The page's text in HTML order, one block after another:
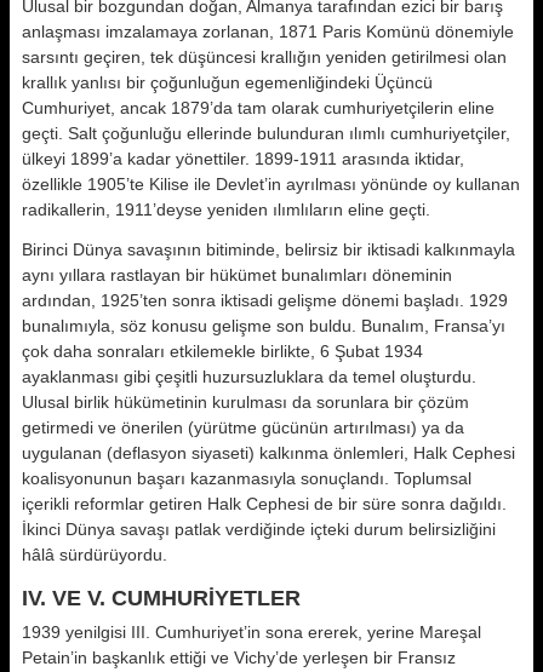
Ulusal bir bozgundan doğan, Almanya tarafından ezici bir barış
anlaşması imzalamaya zorlanan, 1871 Paris Komünü dönemiyle
sarsıntı geçiren, tek düşüncesi krallığın yeniden getirilmesi olan
krallık yanlısı bir çoğunluğun egemenliğindeki Üçüncü
Cumhuriyet, ancak 1879’da tam olarak cumhuriyetçilerin eline
geçti. Salt çoğunluğu ellerinde bulunduran ılımlı cumhuriyetçiler,
ülkeyi 1899’a kadar yönettiler. 1899-1911 arasında iktidar,
özellikle 1905’te Kilise ile Devlet’in ayrılması yönünde oy kullanan
radikallerin, 1911’deyse yeniden ılımlıların eline geçti.
Birinci Dünya savaşının bitiminde, belirsiz bir iktisadi kalkınmayla
aynı yıllara rastlayan bir hükümet bunalımları döneminin
ardından, 1925’ten sonra iktisadi gelişme dönemi başladı. 1929
bunalımıyla, söz konusu gelişme son buldu. Bunalım, Fransa’yı
çok daha sonraları etkilemekle birlikte, 6 Şubat 1934
ayaklanması gibi çeşitli huzursuzluklara da temel oluşturdu.
Ulusal birlik hükümetinin kurulması da sorunlara bir çözüm
getirmedi ve önerilen (yürütme gücünün artırılması) ya da
uygulanan (deflasyon siyaseti) kalkınma önlemleri, Halk Cephesi
koalisyonunun başarı kazanmasıyla sonuçlandı. Toplumsal
içerikli reformlar getiren Halk Cephesi de bir süre sonra dağıldı.
İkinci Dünya savaşı patlak verdiğinde içteki durum belirsizliğini
hâlâ sürdürüyordu.
IV. VE V. CUMHURİYETLER
1939 yenilgisi III. Cumhuriyet’in sona ererek, yerine Mareşal
Petain’in başkanlık ettiği ve Vichy’de yerleşen bir Fransız